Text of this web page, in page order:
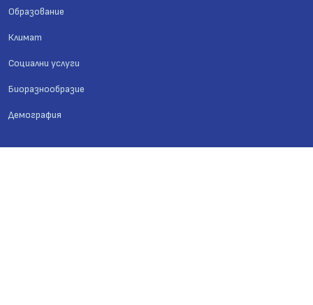
Образование
Климат
Социални услуги
Биоразнообразие
Демография